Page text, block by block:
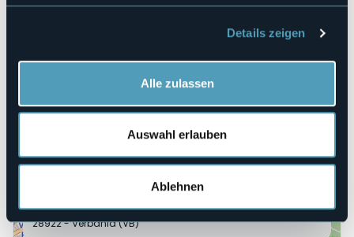
Details zeigen
Alle zulassen
Auswahl erlauben
Ablehnen
info@fattoriadeltoce.it
https://www.fattoriadeltoce.it/mostra-conigli-nani/
Via per Feriolo, 54
28922 - Verbania (VB)